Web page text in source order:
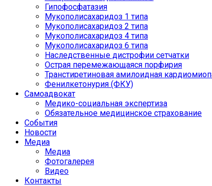
Гипофосфатазия
Мукополисахаридоз 1 типа
Мукополисахаридоз 2 типа
Мукополисахаридоз 4 типа
Мукополисахаридоз 6 типа
Наследственные дистрофии сетчатки
Острая перемежающаяся порфирия
Транстиретиновая амилоидная
Фенилкетонурия (ФКУ)
Самоадвокат
Медико-социальная экспертиза
Обязательное медицинское страхование
События
Новости
Медиа
Медиа
Фотогалерея
Видео
Контакты